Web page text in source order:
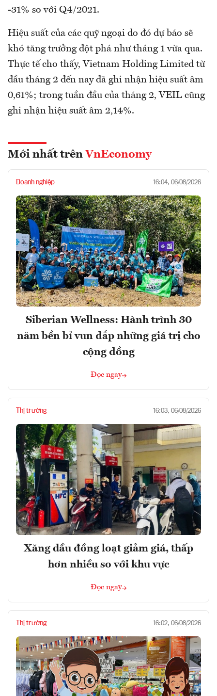
-31% so với Q4/2021.
Hiệu suất của các quỹ ngoại do đó dự báo sẽ
khó tăng trưởng đột phá như tháng 1 vừa qua.
Thực tế cho thấy, Vietnam Holding Limited từ
đầu tháng 2 đến nay đã ghi nhận hiệu suất âm
0,61%; trong tuần đầu của tháng 2, VEIL cũng
ghi nhận hiệu suất âm 2,14%.
Mới nhất trên VnEconomy
Doanh nghiệp 16:04, 06/08/2026
Siberian Wellness: Hành trình 30
năm bền bỉ vun đắp những giá trị cho
cộng đồng
Đọc ngay
Thị trường 16:03, 06/08/2026
Xăng dầu đồng loạt giảm giá, thấp
hơn nhiều so với khu vực
Đọc ngay
Thị trường 16:02, 06/08/2026